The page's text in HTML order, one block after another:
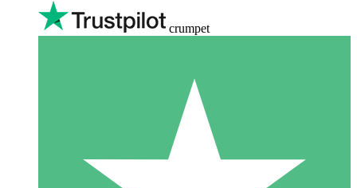
crumpet